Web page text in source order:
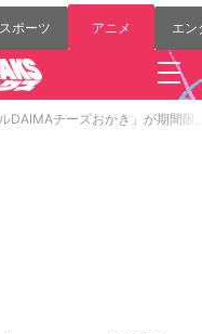
スポーツ アニメ エン
ルDAIMAチーズおかき」が期間